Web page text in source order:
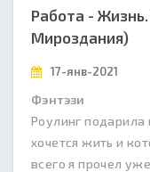
Работа -
Мироздания)
17-янв-2021
Фэнтэзи
Роулинг
хочется жить и
всего я прочел